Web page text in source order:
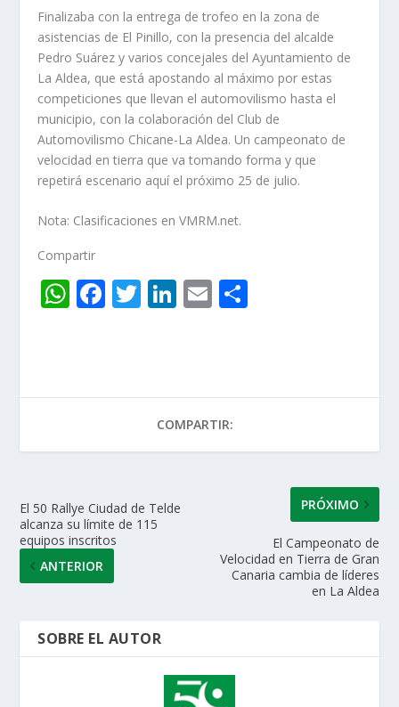
Finalizaba con la entrega de trofeo en la zona de
asistencias de El Pinillo, con la presencia del alcalde
Pedro Suárez y varios concejales del Ayuntamiento de
La Aldea, que está apostando al máximo por estas
competiciones que llevan el automovilismo hasta el
municipio, con la colaboración del Club de
Automovilismo Chicane-La Aldea. Un campeonato de
velocidad en tierra que va tomando forma y que
repetirá escenario aquí el próximo 25 de julio.
Nota: Clasificaciones en VMRM.net.
Compartir
W
A
p
F
o
k
T Li
dI
n
E
ar
r
COMPARTIR:
El 50 Rallye Ciudad de Telde
alcanza su límite de 115
equipos inscritos
ANTERIOR
PRÓXIMO
El Campeonato de
Velocidad en Tierra de Gran
Canaria cambia de líderes
en La Aldea
SOBRE EL AUTOR